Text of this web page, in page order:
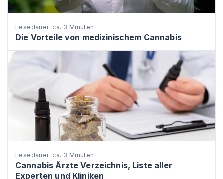
Lesedauer: ca. 3 Minuten
Die Vorteile von medizinischem Cannabis
Lesedauer: ca. 3 Minuten
Cannabis Ärzte Verzeichnis, Liste aller
Experten und Kliniken